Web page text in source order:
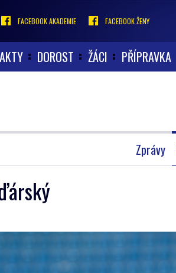
FACEBOOK AKADEMIE FACEBOOK ŽENY
DOROST ŽÁCI PŘÍPRAVKA
Zprávy